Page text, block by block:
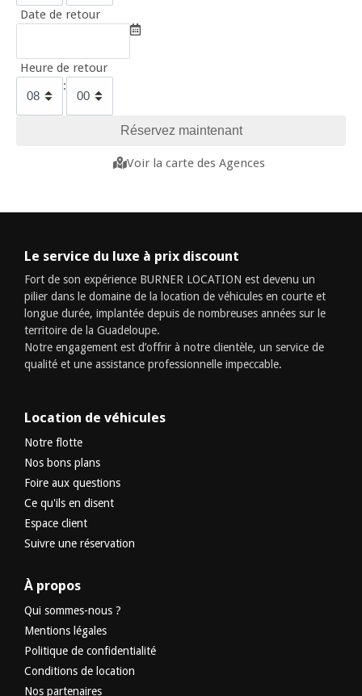
Date de retour
Heure de retour
:
Voir la carte des Agences
Le service du luxe à prix discount
Fort de son expérience BURNER LOCATION est devenu un
pilier dans le domaine de la location de véhicules en courte et
longue durée, implantée depuis de nombreuses années sur le
territoire de la Guadeloupe.
Notre engagement est d’offrir à notre clientèle, un service de
qualité et une assistance professionnelle impeccable.
Location de véhicules
Notre flotte
Nos bons plans
Foire aux questions
Ce qu'ils en disent
Espace client
Suivre une réservation
À propos
Qui sommes-nous ?
Mentions légales
Politique de confidentialité
Conditions de location
Nos partenaires